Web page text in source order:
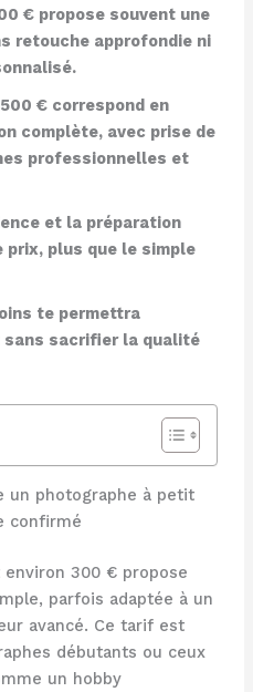
€ propose souvent une
retouche approfondie ni
€ correspond en
complète, avec prise de
professionnelles et
et la préparation
plus que le simple
te permettra
sans sacrifier la qualité
un photographe à petit
confirmé
300 € propose
parfois adaptée à un
avancé. Ce tarif est
débutants ou ceux
un hobby